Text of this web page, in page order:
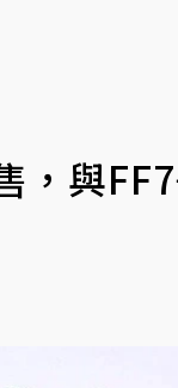
，與